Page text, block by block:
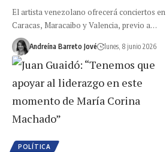
El artista venezolano ofrecerá conciertos en
Caracas, Maracaibo y Valencia, previo a…
Andreína Barreto Jové lunes, 8 junio 2026
POLÍTICA